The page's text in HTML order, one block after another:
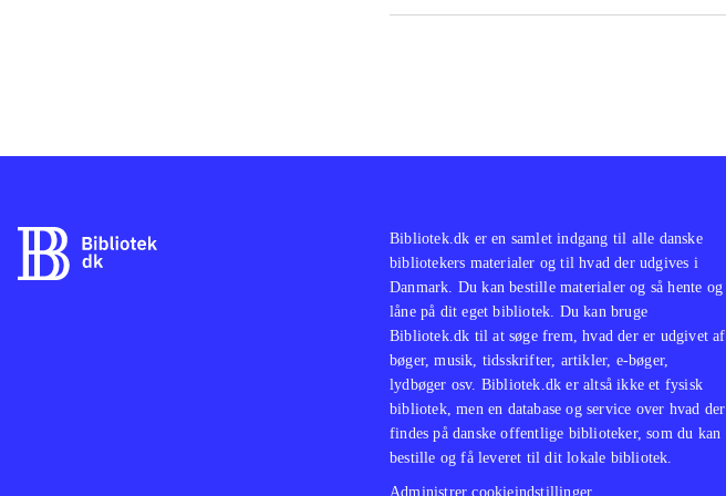
Bibliotek.dk er en samlet indgang til alle danske
bibliotekers materialer og til hvad der udgives i
Danmark. Du kan bestille materialer og så hente og
låne på dit eget bibliotek. Du kan bruge
Bibliotek.dk til at søge frem, hvad der er udgivet af
bøger, musik, tidsskrifter, artikler, e-bøger,
lydbøger osv. Bibliotek.dk er altså ikke et fysisk
bibliotek, men en database og service over hvad der
findes på danske offentlige biblioteker, som du kan
bestille og få leveret til dit lokale bibliotek.
Administrer cookieindstillinger